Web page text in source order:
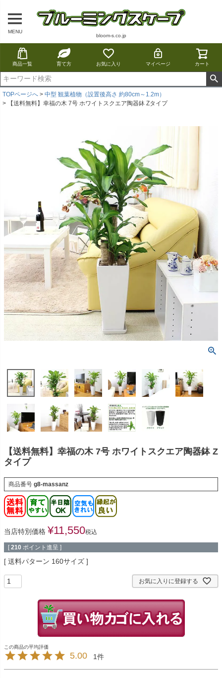
MENU
bloom-s.co.jp
商品一覧 育て方 お気に入り マイページ カート
TOPページへ
中型 観葉植物（設置後高さ 約80cm～1.2m）
【送料無料】幸福の木 7号 ホワイトスクエア陶器鉢 Zタイプ
【送料無料】幸福の木 7号 ホワイトスクエア陶器鉢 Z
タイプ
商品番号 g8-massanz
当店特別価格 ¥11,550税込
[ 210 ポイント進呈 ]
送料パターン 160サイズ
お気に入りに登録する
5.00 1